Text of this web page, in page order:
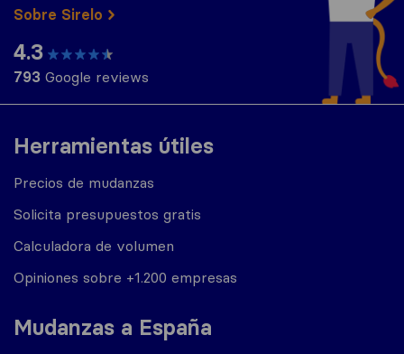
Herramientas útiles
Precios de mudanzas
Solicita presupuestos gratis
Calculadora de volumen
Opiniones sobre +1.200 empresas
Mudanzas a España
Sobre Sirelo
4.3
793 Google reviews